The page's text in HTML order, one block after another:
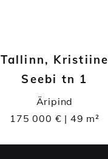
Tallinn, Kristiine
Seebi tn 1
Äripind
175 000 € | 49 m²